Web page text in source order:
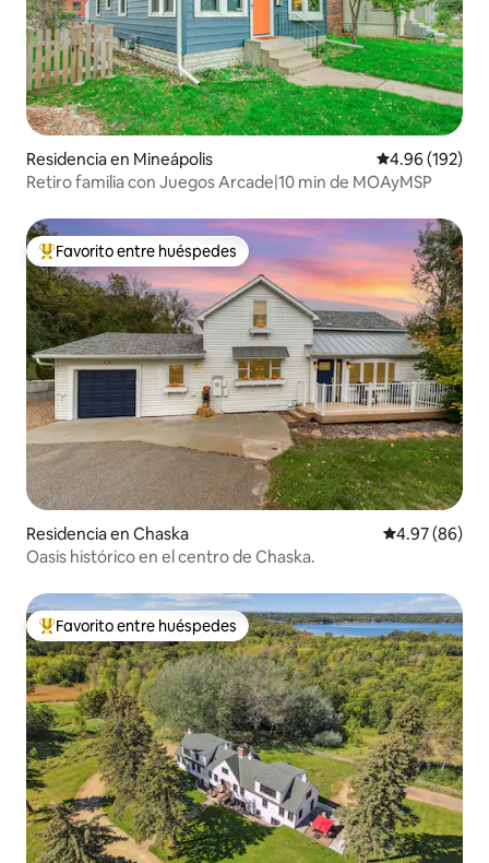
Residencia en Mineápolis Calificación
4.96 (192)
Retiro familia con Juegos Arcade|10 min de MOAyMSP
De los mejores en Favorito entre huéspedes
Favorito entre huéspedes
Residencia en Chaska Calificación
4.97 (86)
Oasis histórico en el centro de Chaska.
De los mejores en Favorito entre huéspedes
Favorito entre huéspedes